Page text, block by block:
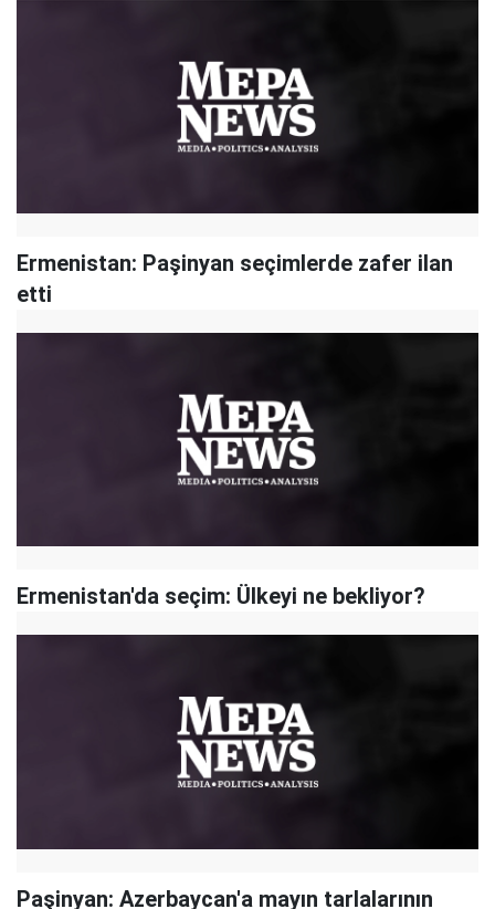
Ermenistan: Paşinyan seçimlerde zafer ilan
etti
Ermenistan'da seçim: Ülkeyi ne bekliyor?
Paşinyan: Azerbaycan'a mayın tarlalarının